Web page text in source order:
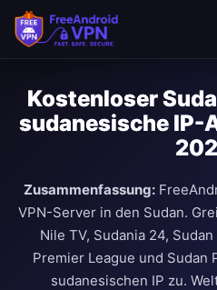
Kostenloser
sudanesische IP-
Zusammenfassung:
VPN-Server in den Sudan.
Nile TV, Sudania 24,
Premier League und Sudan
sudanesischen IP zu.